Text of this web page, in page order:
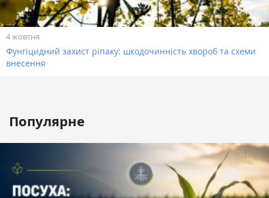
4 жовтня
Фунгіцидний захист ріпаку: шкодочинність хвороб та схеми
внесення
Популярне